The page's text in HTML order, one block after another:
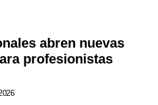
abren nuevas
profesionistas